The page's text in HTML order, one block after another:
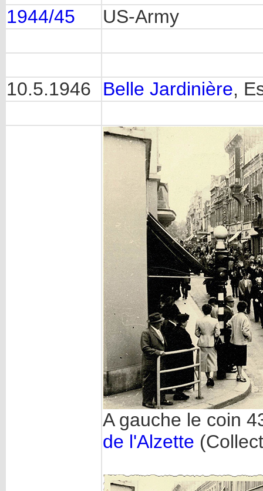
1944/45 US-Army
10.5.1946 Belle Jardinière,
A gauche le coin
de l'Alzette